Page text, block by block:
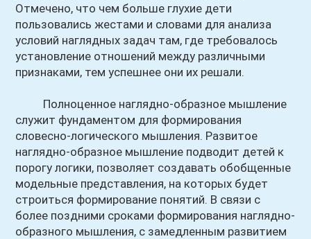
Отмечено, что чем больше глухие дети
пользовались жестами и словами для анализа
условий наглядных задач там, где требовалось
установление отношений между различными
признаками, тем успешнее они их решали.
Полноценное наглядно-образное мышление
служит фундаментом для формирования
словесно-логического мышления. Развитое
наглядно-образное мышление подводит детей к
порогу логики, позволяет создавать обобщенные
модельные представления, на которых будет
строиться формирование понятий. В связи с
более поздними сроками формирования наглядно-
образного мышления, с замедленным развитием